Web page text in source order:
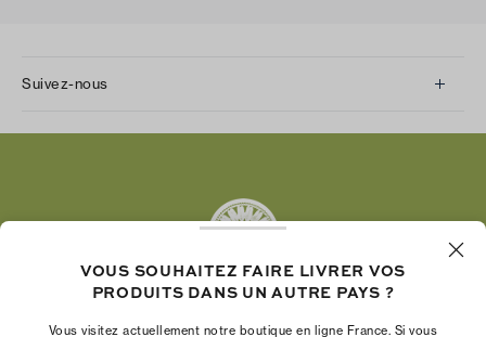
Suivez-nous
Pinterest
VOUS SOUHAITEZ FAIRE LIVRER VOS
PRODUITS DANS UN AUTRE PAYS ?
Vous visitez actuellement notre boutique en ligne France. Si vous